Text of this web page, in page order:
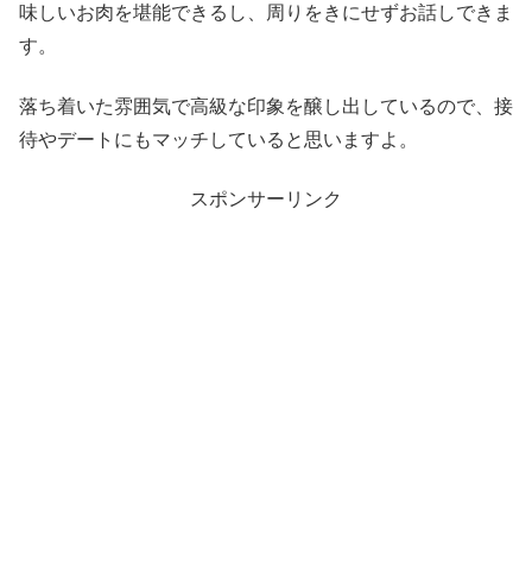
味しいお肉を堪能できるし、周りをきにせずお話しできま
す。
落ち着いた雰囲気で高級な印象を醸し出しているので、接
待やデートにもマッチしていると思いますよ。
スポンサーリンク